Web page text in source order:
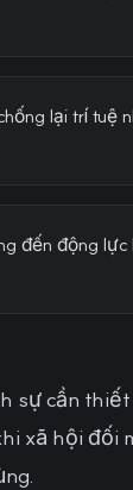
lại trí tuệ
đến động
cần
xã hội đối